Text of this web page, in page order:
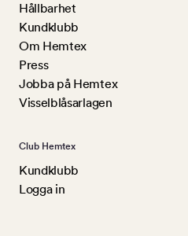
Hållbarhet
Kundklubb
Om Hemtex
Press
Jobba på Hemtex
Visselblåsarlagen
Club Hemtex
Kundklubb
Logga in